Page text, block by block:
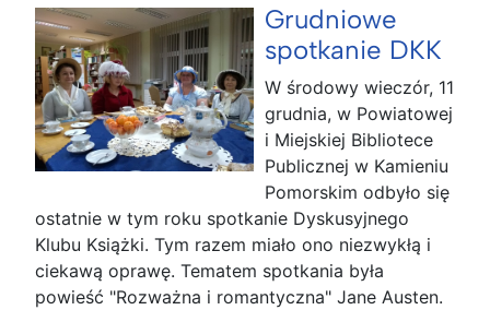
Grudniowe
spotkanie DKK
W środowy wieczór, 11
grudnia, w Powiatowej
i Miejskiej Bibliotece
Publicznej w Kamieniu
Pomorskim odbyło się
ostatnie w tym roku spotkanie Dyskusyjnego
Klubu Książki. Tym razem miało ono niezwykłą i
ciekawą oprawę. Tematem spotkania była
powieść "Rozważna i romantyczna" Jane Austen.